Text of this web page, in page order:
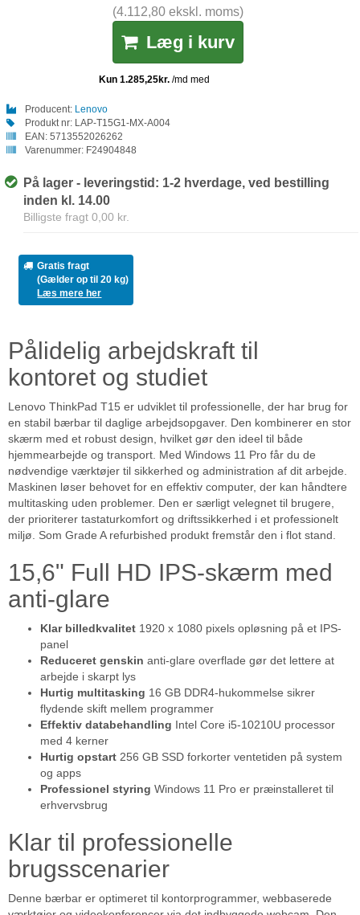
(4.112,80 ekskl. moms)
Læg i kurv
Producent: Lenovo
Produkt nr: LAP-T15G1-MX-A004
EAN: 5713552026262
Varenummer: F24904848
På lager - leveringstid: 1-2 hverdage, ved bestilling
inden kl. 14.00
Billigste fragt 0,00 kr.
Gratis fragt
(Gælder op til 20 kg)
Læs mere her
Pålidelig arbejdskraft til
kontoret og studiet
Lenovo ThinkPad T15 er udviklet til professionelle, der har brug for
en stabil bærbar til daglige arbejdsopgaver. Den kombinerer en stor
skærm med et robust design, hvilket gør den ideel til både
hjemmearbejde og transport. Med Windows 11 Pro får du de
nødvendige værktøjer til sikkerhed og administration af dit arbejde.
Maskinen løser behovet for en effektiv computer, der kan håndtere
multitasking uden problemer. Den er særligt velegnet til brugere,
der prioriterer tastaturkomfort og driftssikkerhed i et professionelt
miljø. Som Grade A refurbished produkt fremstår den i flot stand.
15,6" Full HD IPS-skærm med
anti-glare
Klar billedkvalitet 1920 x 1080 pixels opløsning på et IPS-
panel
Reduceret genskin anti-glare overflade gør det lettere at
arbejde i skarpt lys
Hurtig multitasking 16 GB DDR4-hukommelse sikrer
flydende skift mellem programmer
Effektiv databehandling Intel Core i5-10210U processor
med 4 kerner
Hurtig opstart 256 GB SSD forkorter ventetiden på system
og apps
Professionel styring Windows 11 Pro er præinstalleret til
erhvervsbrug
Klar til professionelle
brugsscenarier
Denne bærbar er optimeret til kontorprogrammer, webbaserede